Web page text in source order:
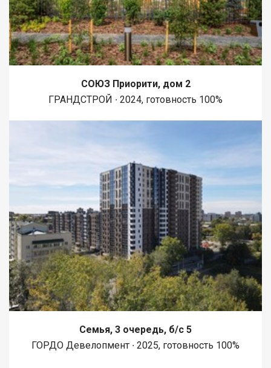
СОЮЗ Приорити, дом 2
ГРАНДСТРОЙ ∙ 2024, готовность 100%
Семья, 3 очередь, б/с 5
ГОРДО Девелопмент ∙ 2025, готовность 100%